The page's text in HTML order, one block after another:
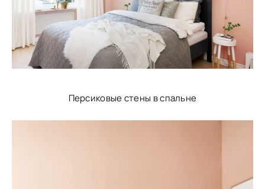
Персиковые стены в спальне